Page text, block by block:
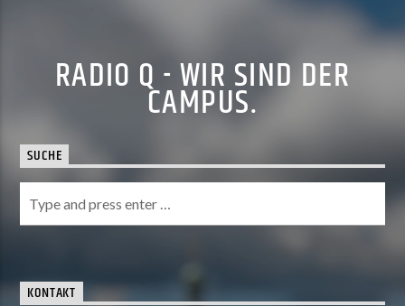
RADIO Q - WIR SIND DER
CAMPUS.
SUCHE
KONTAKT